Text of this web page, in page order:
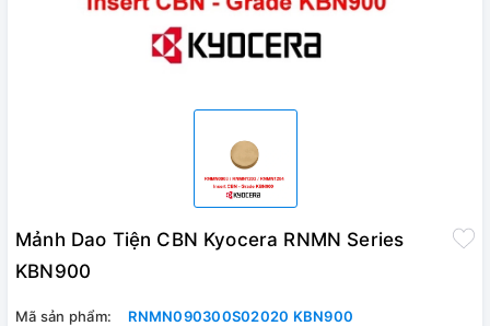
Mảnh Dao Tiện CBN Kyocera RNMN Series
KBN900
Mã sản phẩm:
RNMN090300S02020 KBN900